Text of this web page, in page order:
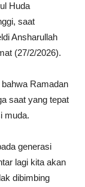
Huda
saat
Ansharullah
(27/2/2026).
Ramadan
saat yang tepat
muda.
generasi
lagi kita akan
dibimbing